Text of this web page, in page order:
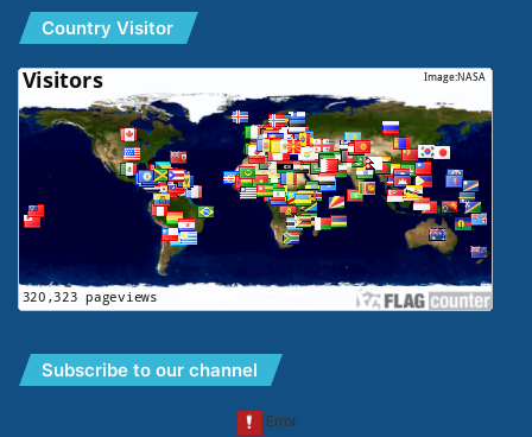
Country Visitor
Subscribe to our channel